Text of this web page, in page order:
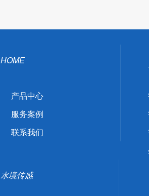
HOME
产品中心
服务案例
联系我们
水境传感